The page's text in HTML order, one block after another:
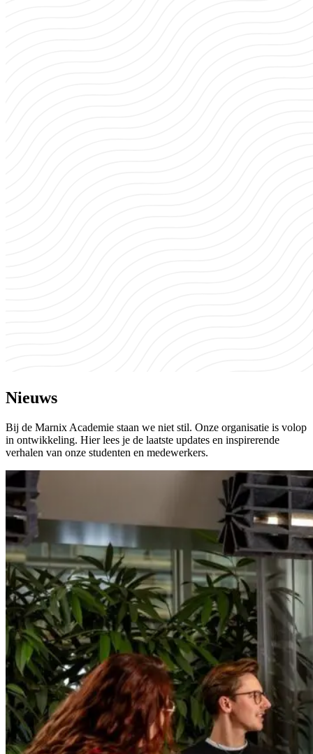
Nieuws
Bij de Marnix Academie staan we niet stil. Onze organisatie is volop
in ontwikkeling. Hier lees je de laatste updates en inspirerende
verhalen van onze studenten en medewerkers.